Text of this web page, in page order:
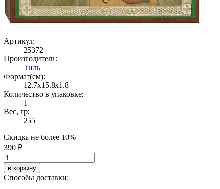
Артикул:
25372
Производитель:
Тиль
Формат(cм):
12.7x15.8x1.8
Количество в упаковке:
1
Вес, гр:
255
Скидка не более 10%
390 ₽
в корзину
Способы доставки: